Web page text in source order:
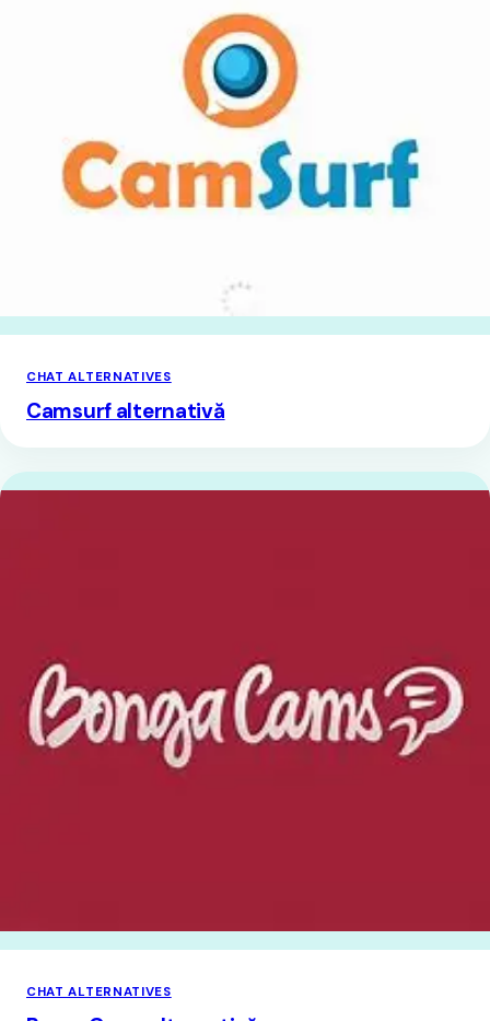
CHAT ALTERNATIVES
Camsurf alternativă
CHAT ALTERNATIVES